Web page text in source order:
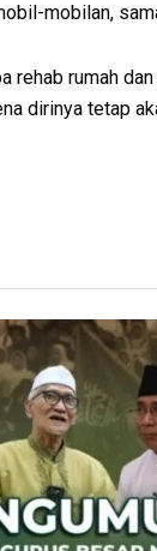
mobilan,
rehab rumah
dirinya tetap